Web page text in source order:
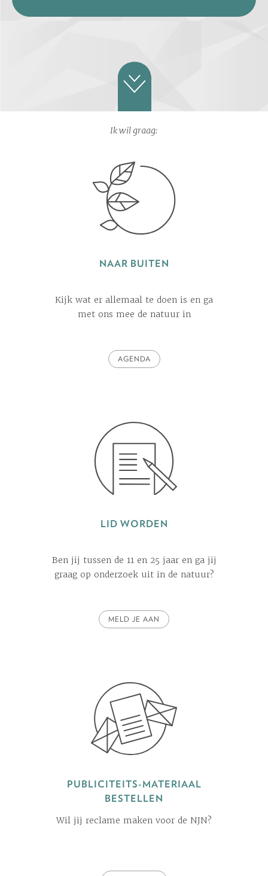
Ik wil graag:
NAAR BUITEN
Kijk wat er allemaal te doen is en ga
met ons mee de natuur in
AGENDA
LID WORDEN
Ben jij tussen de 11 en 25 jaar en ga jij
graag op onderzoek uit in de natuur?
MELD JE AAN
PUBLICITEITS-MATERIAAL
BESTELLEN
Wil jij reclame maken voor de NJN?